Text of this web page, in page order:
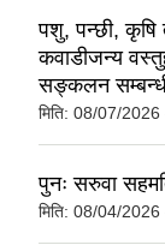
पशु, पन्छी, कृषि
कवाडीजन्य
सङ्कलन
मिति: 08/07/2026
पुनः सरुवा
मिति: 08/04/2026